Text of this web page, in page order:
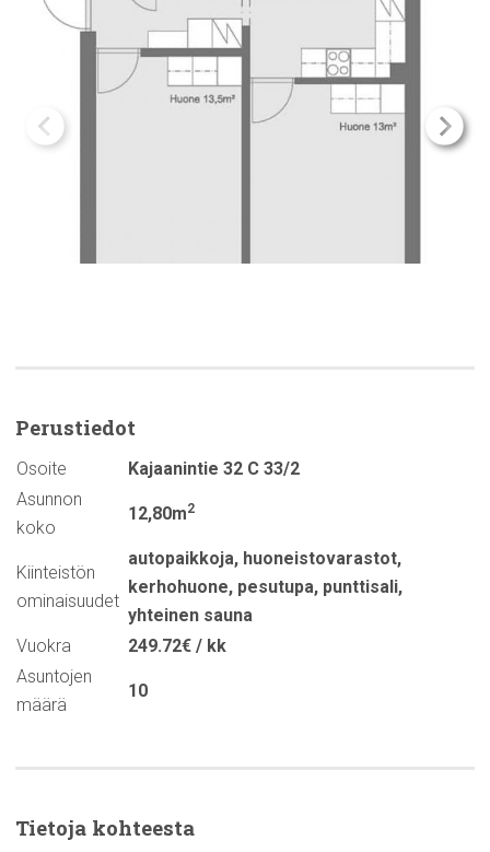
Perustiedot
Osoite
Kajaanintie 32 C 33/2
Asunnon
koko
12,80m2
Kiinteistön
ominaisuudet
autopaikkoja, huoneistovarastot,
kerhohuone, pesutupa, punttisali,
yhteinen sauna
Vuokra
249.72€ / kk
Asuntojen
määrä
10
Tietoja kohteesta